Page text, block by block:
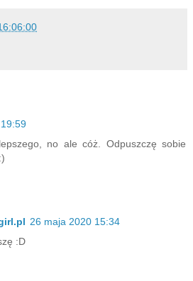
no ale cóż. Odpuszczę sobie
26 maja 2020 15:34
:D